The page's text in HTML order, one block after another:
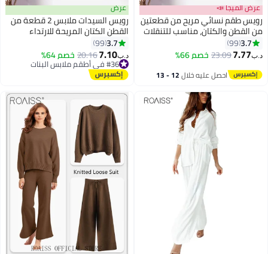
عرض الميجا 📣
رويس طقم نسائي مريح من قطعتين
من القطن والكتان، مناسب للتنقلات
اليومية، قميص بأكمام طويلة
وبنطال واسع الساقين بتصميم
فضفاض بسيط، طقم قميص بلون
موحد، أخضر
3.7
99
د.ب‏7.77
23.09خصم 66%
احصل عليه خلال 12 - 13
عرض
رويس السيدات ملابس 2 قطعة من
القطن الكتان المريحة للارتداء
اليومي - قميص وبنطال واسع
الساقين بتصميم بسيط وتناسب
فضفاض للترفيه، وحرية الحركة.
3.7
99
د.ب‏7.10
20.16خصم 64%
#36 في أطقم ملابس البنات
#36 في أطقم ملابس البنات